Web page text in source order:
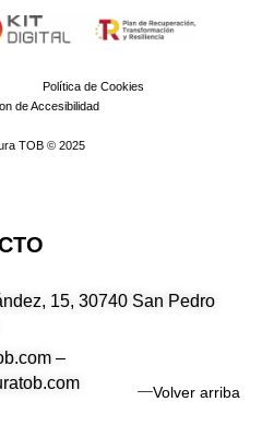
Política de Cookies
de Accesibilidad
TOB © 2025
15, 30740 San Pedro
–
Volver arriba